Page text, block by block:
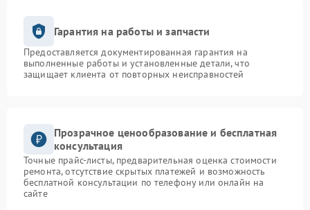
Гарантия на работы и запчасти
Предоставляется документированная гарантия на
выполненные работы и установленные детали, что
защищает клиента от повторных неисправностей
Прозрачное ценообразование и бесплатная
консультация
Точные прайс-листы, предварительная оценка стоимости
ремонта, отсутствие скрытых платежей и возможность
бесплатной консультации по телефону или онлайн на
сайте